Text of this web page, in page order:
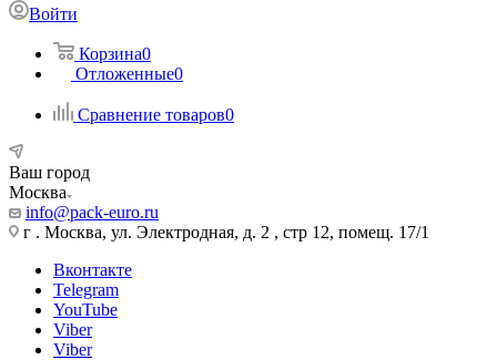
Войти
Корзина0
Отложенные0
Сравнение товаров0
Ваш город
Москва
info@pack-euro.ru
г . Москва, ул. Электродная, д. 2 , стр 12, помещ. 17/1
Вконтакте
Telegram
YouTube
Viber
Viber